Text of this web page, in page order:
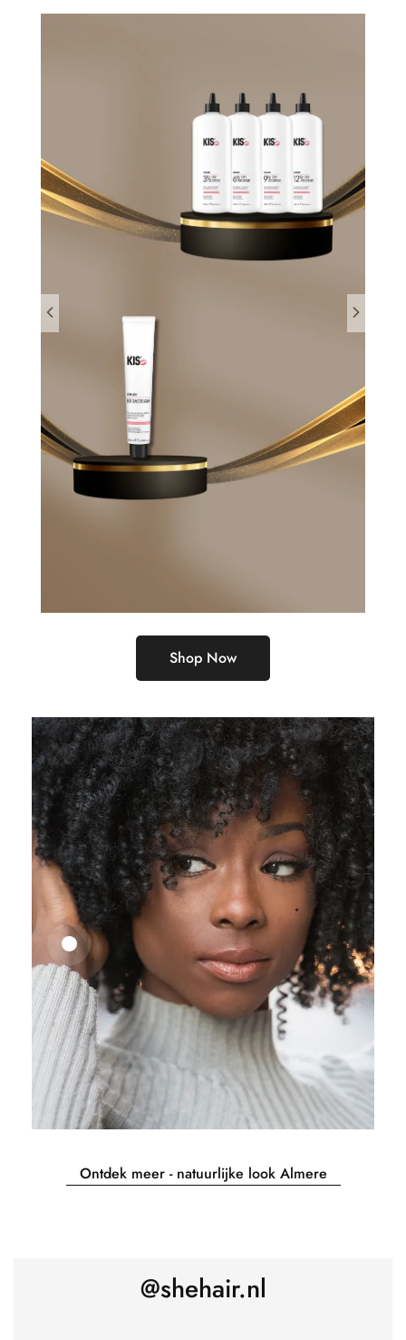
Shop Now
25,41 27,83€
Ontdek meer - natuurlijke look Almere
@shehair.nl